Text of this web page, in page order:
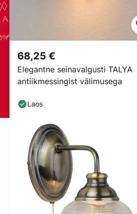
Elegantne seinavalgusti TALYA
antiikmessingist välimusega
68,25 €
Laos